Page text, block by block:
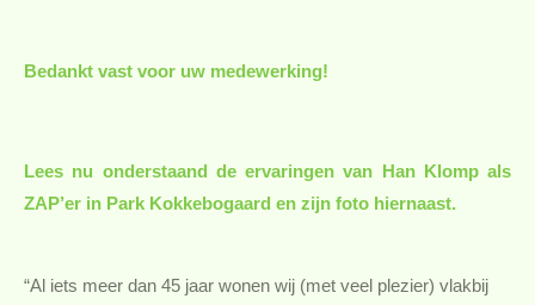
Bedankt vast voor uw medewerking!
Lees nu onderstaand de ervaringen van Han Klomp als
ZAP’er in Park Kokkebogaard en zijn foto hiernaast.
“Al iets meer dan 45 jaar wonen wij (met veel plezier) vlakbij